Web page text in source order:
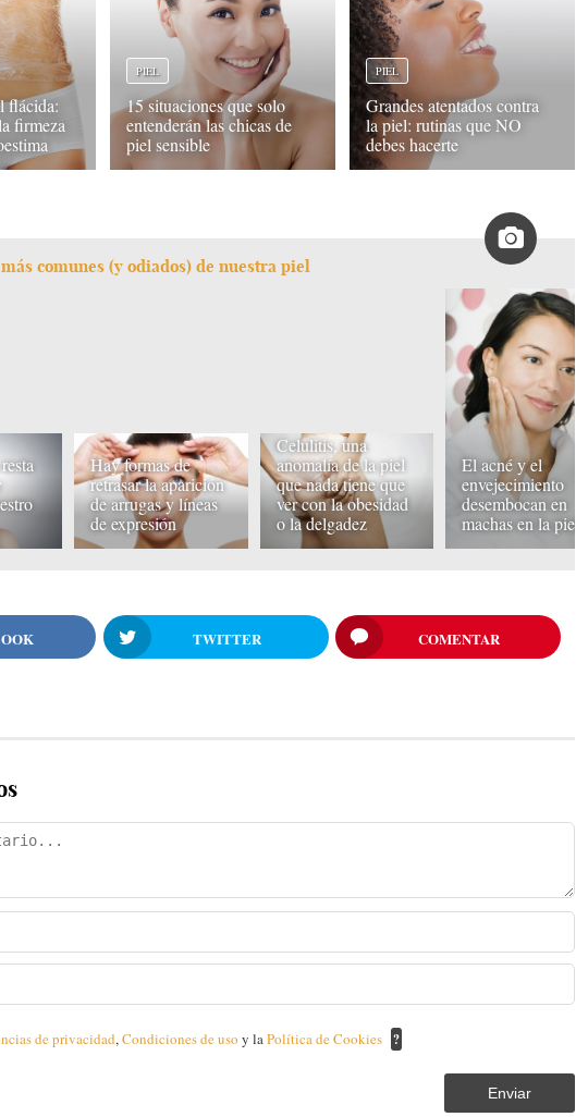
flácida:
firmeza
PIEL
15 situaciones que solo
entenderán las chicas de
piel sensible
PIEL
Grandes atentados contra
la piel: rutinas que NO
debes hacerte
comunes (y odiados) de nuestra piel
Hay formas de
retrasar la aparición
de arrugas y líneas
de expresión
Celulitis, una
anomalía de la piel
que nada tiene que
ver con la obesidad
o la delgadez
El acné y el
envejecimiento
desembocan en
machas en la piel
TWITTER COMENTAR
de privacidad,Condiciones de usoy laPolítica de Cookies ?
Enviar